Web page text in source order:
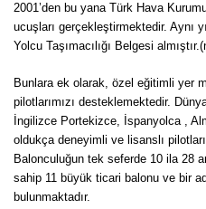
2001’den bu yana Türk Hava
ucuşları gerçekleştirmektedir. Aynı
Yolcu Taşımacılığı Belgesi
Bunlara ek olarak, özel eğitimli yer
pilotlarımızı desteklemektedir.
İngilizce Portekizce, İspanyolca ,
oldukça deneyimli ve lisanslı
Balonculuğun tek seferde 10 ila 28
sahip 11 büyük ticari balonu ve bir
bulunmaktadır.